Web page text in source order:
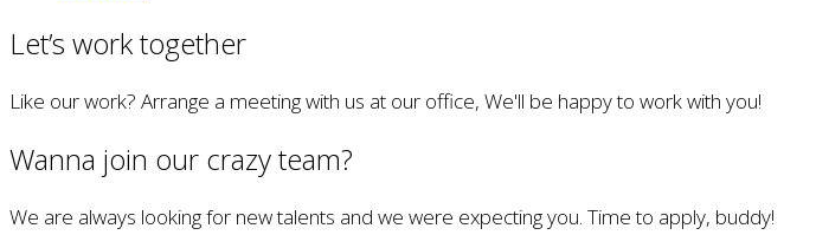
Let’s work together
Like our work? Arrange a meeting with us at our office, We'll be happy to work with you!
Wanna join our crazy team?
We are always looking for new talents and we were expecting you. Time to apply, buddy!